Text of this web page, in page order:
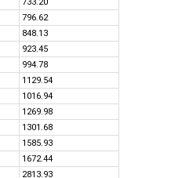
796.62
848.13
923.45
994.78
1129.54
1016.94
1269.98
1301.68
1585.93
1672.44
2813.93